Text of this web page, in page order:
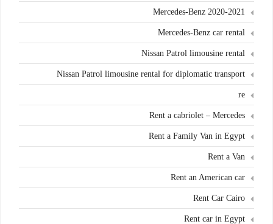
Mercedes-Benz 2020-2021
Mercedes-Benz car rental
Nissan Patrol limousine rental
Nissan Patrol limousine rental for diplomatic transport
re
Rent a cabriolet – Mercedes
Rent a Family Van in Egypt
Rent a Van
Rent an American car
Rent Car Cairo
Rent car in Egypt